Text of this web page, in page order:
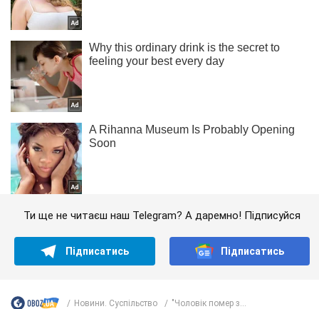
Ти ще не читаєш наш Telegram? А даремно! Підписуйся
Підписатись Підписатись
Новини. Суспільство "Чоловік помер з...